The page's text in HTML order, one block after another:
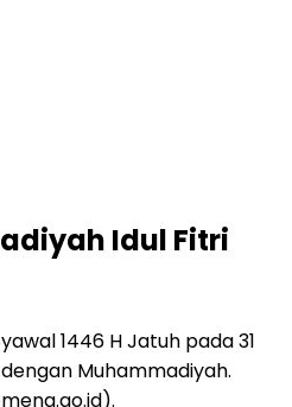
Idul Fitri